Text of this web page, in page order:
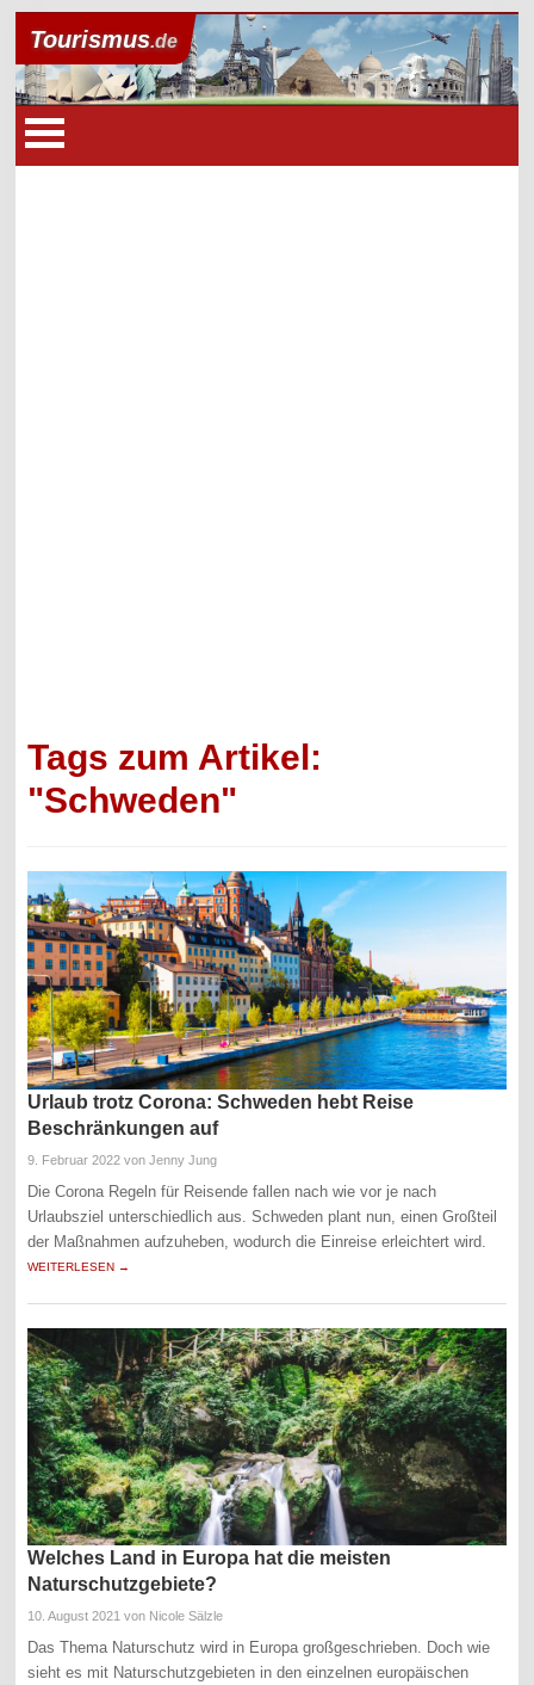
Tourismus.de
Tags zum Artikel:
"Schweden"
Urlaub trotz Corona: Schweden hebt Reise
Beschränkungen auf
9. Februar 2022 von Jenny Jung
Die Corona Regeln für Reisende fallen nach wie vor je nach
Urlaubsziel unterschiedlich aus. Schweden plant nun, einen Großteil
der Maßnahmen aufzuheben, wodurch die Einreise erleichtert wird.
WEITERLESEN →
Welches Land in Europa hat die meisten
Naturschutzgebiete?
10. August 2021 von Nicole Sälzle
Das Thema Naturschutz wird in Europa großgeschrieben. Doch wie
sieht es mit Naturschutzgebieten in den einzelnen europäischen